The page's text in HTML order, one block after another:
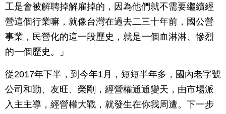
工是會被解聘掉解雇掉的，因為他們就不需要繼續經
營這個行業嘛，就像台灣在過去二三十年前，國公營
事業，民營化的這一段歷史，就是一個血淋淋、慘烈
的一個歷史。」
從2017年下半，到今年1月，短短半年多，國內老字號
公司和勤、友旺、榮剛，經營權通通變天，由市場派
入主主導，經營權大戰，就發生在你我周遭。下一步